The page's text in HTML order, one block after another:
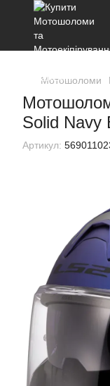
Мотошоломи
Solid Navy
Артикул: